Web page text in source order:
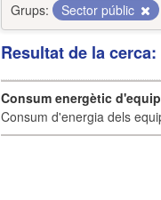
Grups:
Sector públic
Resultat de la
Consum energètic
Consum d'energia dels